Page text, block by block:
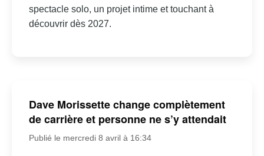
spectacle solo, un projet intime et touchant à
découvrir dès 2027.
Dave Morissette change complètement
de carrière et personne ne s’y attendait
Publié le mercredi 8 avril à 16:34